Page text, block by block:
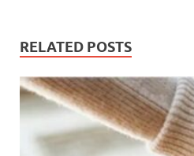
RELATED POSTS